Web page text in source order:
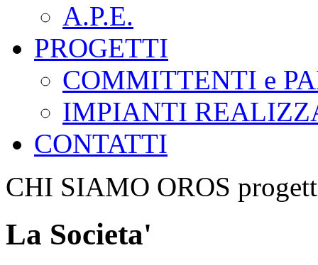
A.P.E.
PROGETTI
COMMITTENTI e
IMPIANTI
CONTATTI
CHI SIAMO OROS
La Societa'